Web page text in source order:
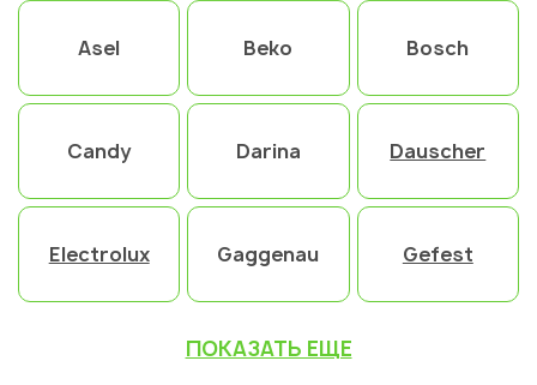
Asel Beko Bosch
Candy Darina Dauscher
Electrolux Gaggenau Gefest
ПОКАЗАТЬ ЕЩЕ